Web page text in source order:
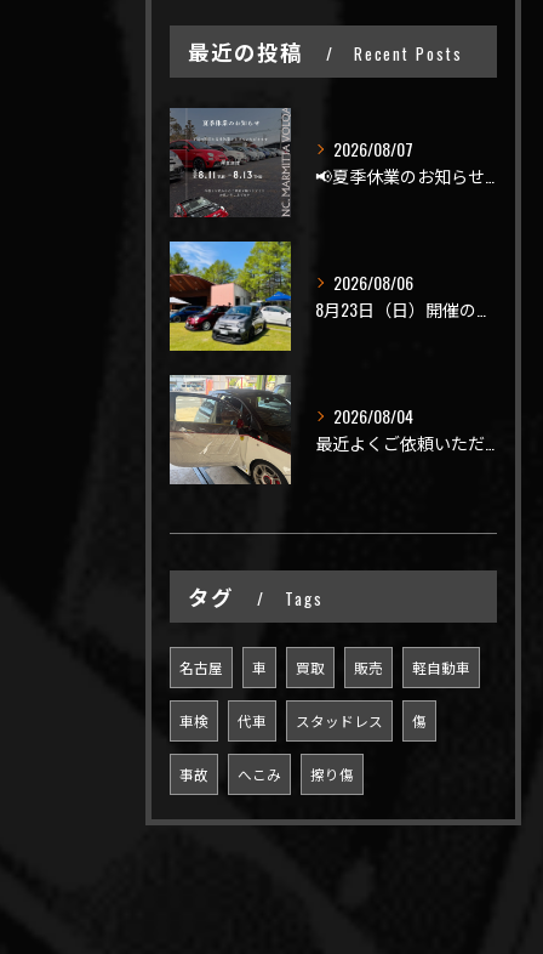
最近の投稿 Recent Posts
2026/08/07
📢夏季休業のお知らせ📢
2026/08/06
8月23日（日）開催のビーナスラインを走ろうの会 夏の陣
2026/08/04
最近よくご依頼いただく、弊社おすすめメニュー！
タグ Tags
名古屋 車 買取 販売 軽自動車
車検 代車 スタッドレス 傷
事故 へこみ 擦り傷